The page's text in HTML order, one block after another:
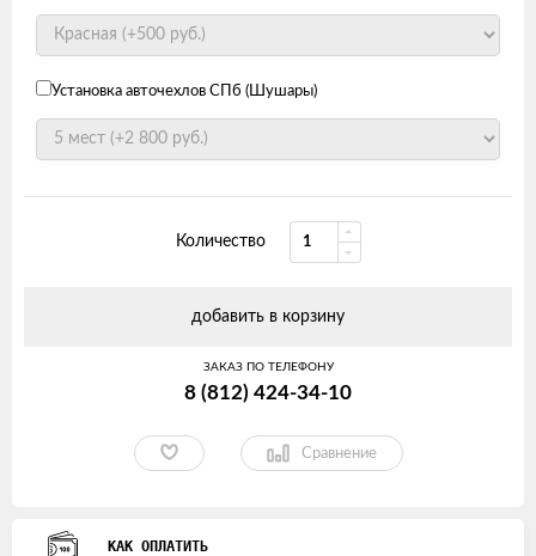
Установка авточехлов СПб (Шушары)
Количество
добавить в корзину
ЗАКАЗ ПО ТЕЛЕФОНУ
8 (812) 424-34-10
Сравнение
КАК ОПЛАТИТЬ